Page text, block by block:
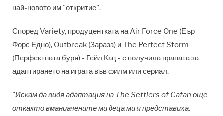
най-новото им "откритие".
Според Variety, продуцентката на Air Force One (Еър
Форс Едно), Outbreak (Зараза) и The Perfect Storm
(Перфектната буря) - Гейл Кац - е получила правата за
адаптирането на играта във филм или сериал.
"Искам да видя адаптация на The Settlers of Catan още
откакто вманиачените ми деца ми я представиха,